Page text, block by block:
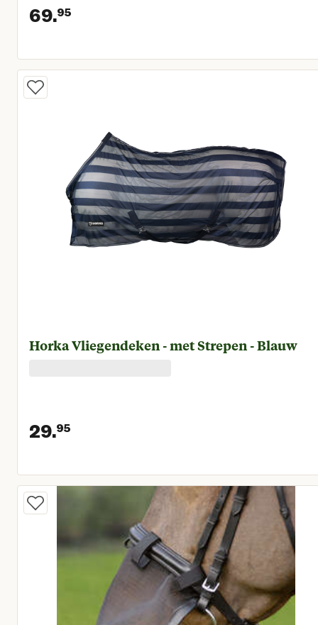
69.95
Huidige prijs € 69,95
Horka Vliegendeken - met Strepen - Blauw
29.95
Huidige prijs € 29,95